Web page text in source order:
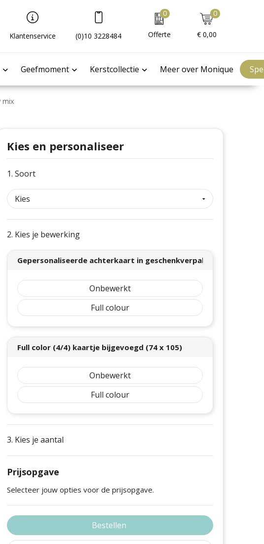
Klantenservice (0)10 3228484
0
Offerte
0
€ 0,00
Geefmoment Kerstcollectie Meer over Monique
mix
Kies en personaliseer
1. Soort
2. Kies je bewerking
Gepersonaliseerde achterkaart in geschenkverpakking- full color
Onbewerkt
Full colour
Full color (4/4) kaartje bijgevoegd (74 x 105)
Onbewerkt
Full colour
3. Kies je aantal
Prijsopgave
Selecteer jouw opties voor de prijsopgave.
Bestellen